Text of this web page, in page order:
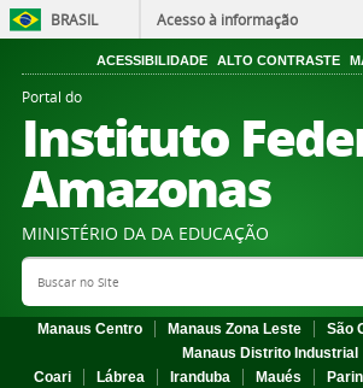
BRASIL Acesso à informação
ACESSIBILIDADE ALTO CONTRASTE
Portal do
Instituto
Amazonas
MINISTÉRIO DA DA EDUCAÇÃO
Search Site
Manaus Centro Manaus Zona Leste
São
Manaus Distrito Industrial
Coari
Lábrea Iranduba Maués